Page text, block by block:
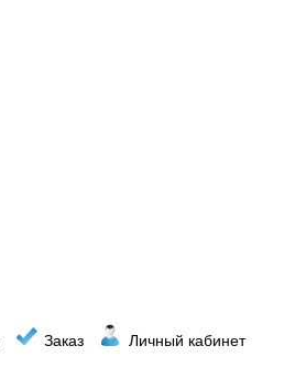
Заказ
Личный кабинет